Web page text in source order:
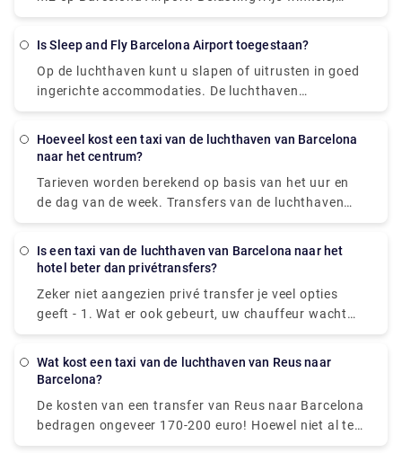
de 1500 kunstwerken die te zien zijn in het theater
opening in 1974. Het museum, dat werd gebouwd
op de ruïnes van het oude stadstheater van
Figueres, wordt beschouwd als een van Dal's laatste
grote werken van kunst.
grote restaurantketens, fastfoodrestaurants, luxe
wellnessfaciliteiten zijn beschikbaar om u te helpen
ontspannen terwijl u wacht.
Is Sleep and Fly Barcelona Airport toegestaan?
Op de luchthaven kunt u slapen of uitrusten in goed
ingerichte accommodaties. De luchthaven
Barcelona-El Prat biedt urenlang aantrekkelijke en
slapen of een paar uur comfortabel te ontspannen
Hoeveel kost een taxi van de luchthaven van Barcelona
naar het centrum?
Tarieven worden berekend op basis van het uur en
de dag van de week. Transfers van de luchthaven
van Barcelona naar het centrum kosten gemiddeld
een privéluchthavenvervoer te boeken, aangezien dit
boeken, geen verborgen kosten, een groot
wagenpark, Engelssprekende deskundige
betalingsmethoden en nog veel meer.
Is een taxi van de luchthaven van Barcelona naar het
hotel beter dan privétransfers?
Zeker niet aangezien privé transfer je veel opties
geeft - 1. Wat er ook gebeurt, uw chauffeur wacht
op u. 2. Waarde: Profiteer van een hoogwaardige
Snelheid: de privétransfer brengt u snel naar uw
deur tot deur: de privétransfer brengt u rechtstreeks
naar de deur van uw hotel voor totale gemoedsrust.
Wat kost een taxi van de luchthaven van Reus naar
Barcelona?
De kosten van een transfer van Reus naar Barcelona
bedragen ongeveer 170-200 euro! Hoewel niet al te
erg als je met een groep van drie of vier bent, en ze